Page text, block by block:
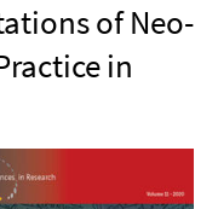
of Neo-
in